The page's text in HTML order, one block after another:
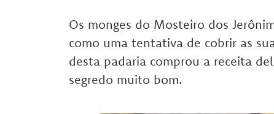
Os monges do Mosteiro dos
como uma tentativa de cobrir as
desta padaria comprou a receita
segredo muito bom.